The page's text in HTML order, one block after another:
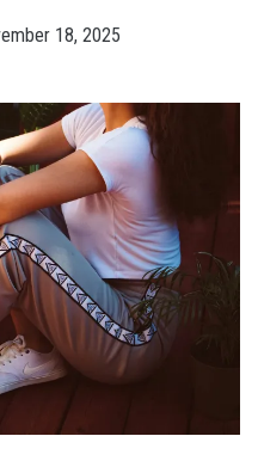
18, 2025